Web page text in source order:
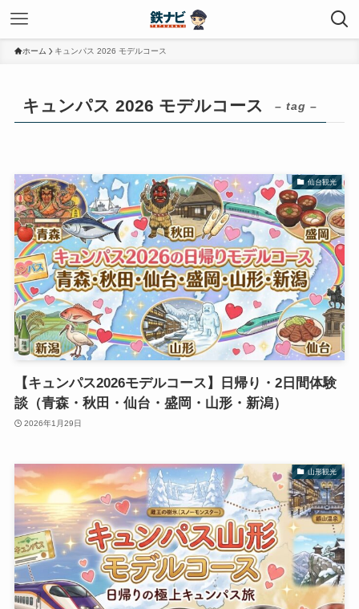
ホーム キュンパス 2026 モデルコース
キュンパス 2026 モデルコース – tag –
仙台観光
【キュンパス2026モデルコース】日帰り・2日間体験
談（青森・秋田・仙台・盛岡・山形・新潟）
2026年1月29日
山形観光